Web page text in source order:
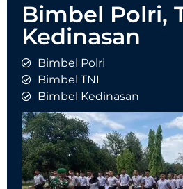
Bimbel Polri,
Kedinasan
Bimbel Polri
Bimbel TNI
Bimbel Kedinasan